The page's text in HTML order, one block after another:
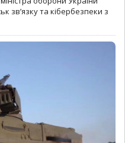
зв’язку та кібербезпеки з